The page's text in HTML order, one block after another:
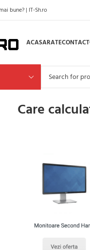
bune? | IT-Sh.ro
ACASARATECONTACT
Care